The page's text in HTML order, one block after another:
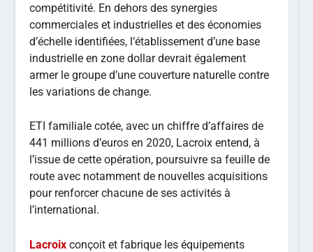
compétitivité. En dehors des synergies
commerciales et industrielles et des économies
d’échelle identifiées, l’établissement d’une base
industrielle en zone dollar devrait également
armer le groupe d’une couverture naturelle contre
les variations de change.
ETI familiale cotée, avec un chiffre d’affaires de
441 millions d’euros en 2020, Lacroix entend, à
l’issue de cette opération, poursuivre sa feuille de
route avec notamment de nouvelles acquisitions
pour renforcer chacune de ses activités à
l’international.
Lacroix conçoit et fabrique les équipements